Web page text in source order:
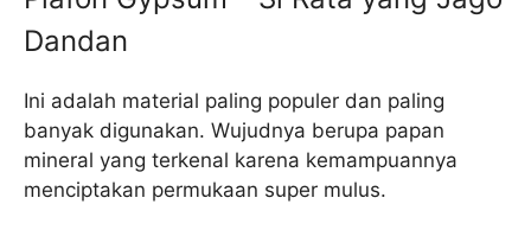
Dandan
Ini adalah material paling populer dan paling
banyak digunakan. Wujudnya berupa papan
mineral yang terkenal karena kemampuannya
menciptakan permukaan super mulus.